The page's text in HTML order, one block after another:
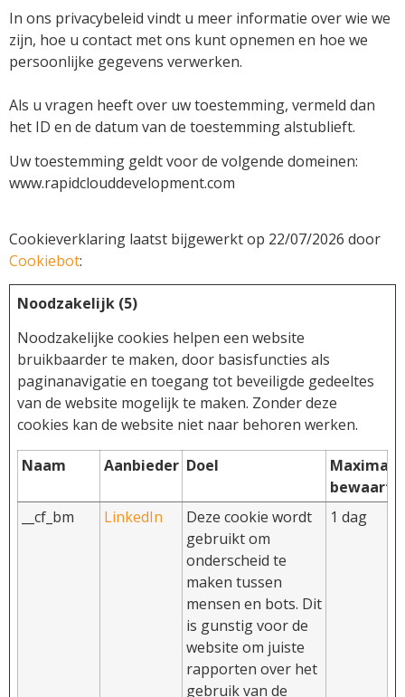
In ons privacybeleid vindt u meer informatie over wie we
zijn, hoe u contact met ons kunt opnemen en hoe we
persoonlijke gegevens verwerken.
Als u vragen heeft over uw toestemming, vermeld dan
het ID en de datum van de toestemming alstublieft.
Uw toestemming geldt voor de volgende domeinen:
www.rapidclouddevelopment.com
Cookieverklaring laatst bijgewerkt op 22/07/2026 door
Cookiebot:
Noodzakelijk (5)
Noodzakelijke cookies helpen een website
bruikbaarder te maken, door basisfuncties als
paginanavigatie en toegang tot beveiligde gedeeltes
van de website mogelijk te maken. Zonder deze
cookies kan de website niet naar behoren werken.
Naam Aanbieder Doel
Maximale
__cf_bm
LinkedIn
Deze cookie wordt
gebruikt om
onderscheid te
maken tussen
mensen en bots. Dit
is gunstig voor de
website om juiste
rapporten over het
gebruik van de
1 dag